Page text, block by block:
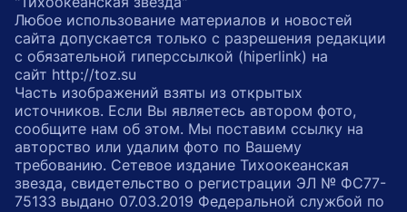
Любое использование материалов и новостей
сайта допускается только с разрешения редакции
с обязательной гиперссылкой (hiperlink) на
сайт http://toz.su
Часть изображений взяты из открытых
источников. Если Вы являетесь автором фото,
сообщите нам об этом. Мы поставим ссылку на
авторство или удалим фото по Вашему
требованию. Сетевое издание Тихоокеанская
звезда, свидетельство о регистрации ЭЛ № ФС77-
75133 выдано 07.03.2019 Федеральной службой по